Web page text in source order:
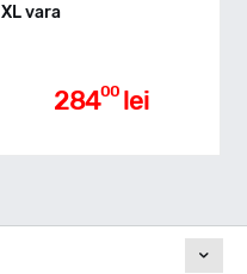
XL vara
28400 lei